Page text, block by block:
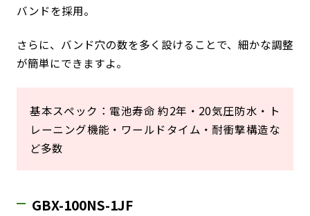
バンドを採用。
さらに、バンド穴の数を多く設けることで、細かな調整
が簡単にできますよ。
基本スペック：電池寿命 約2年・20気圧防水・ト
レーニング機能・ワールドタイム・耐衝撃構造な
ど多数
GBX-100NS-1JF